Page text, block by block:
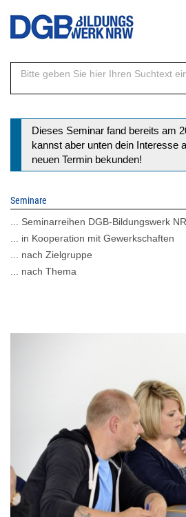
Direkt
Inhalt
Statusmeldung
Dieses Seminar fand bereits am
kannst aber unten dein Interesse
neuen Termin bekunden!
Seminare
... Seminarreihen DGB-Bildungswerk
... in Kooperation mit Gewerkschaften
... nach Zielgruppe
... nach Thema